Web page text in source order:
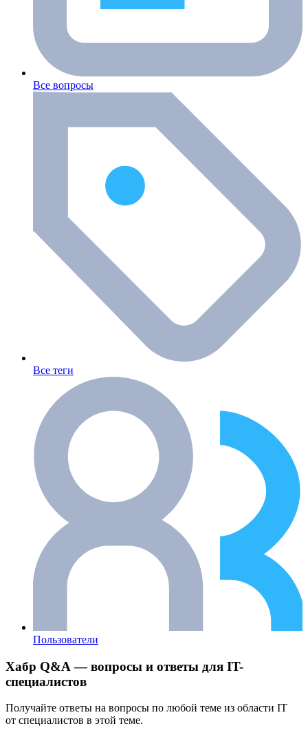
Все вопросы
Все теги
Пользователи
Хабр Q&A — вопросы и ответы для IT-
специалистов
Получайте ответы на вопросы по любой теме из области IT
от специалистов в этой теме.